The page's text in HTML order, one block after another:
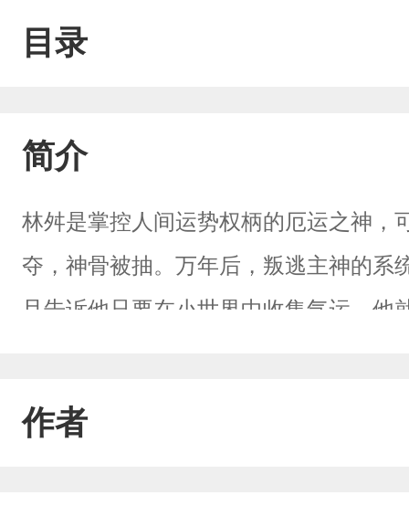
目录
简介
林舛是掌控人间运势权柄的厄运之神，
夺，神骨被抽。万年后，叛逃主神的系
且告诉他只要在小世界中收集气运，
作者